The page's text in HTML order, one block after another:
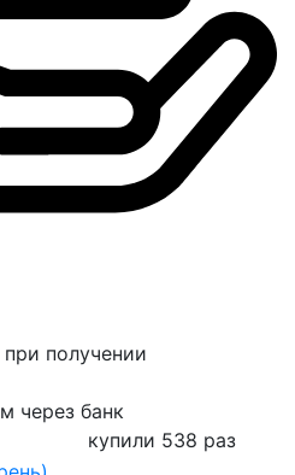
получении
через банк
купили 538 раз